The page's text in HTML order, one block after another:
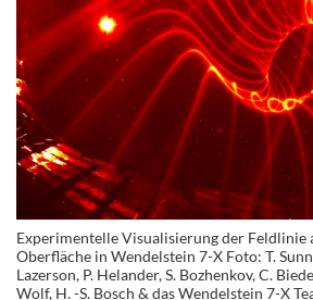
Experimentelle Visualisierung der Feldlinie
Oberfläche in Wendelstein 7-X Foto: T.
Lazerson, P. Helander, S. Bozhenkov, C.
Wolf, H. -S. Bosch & das Wendelstein 7-X